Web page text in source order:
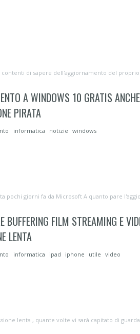
di sapere dell'aggiornamento del proprio
A WINDOWS 10 GRATIS
PIRATA
informatica notizie windows
pochi giorni fa da Microsoft A quanto pare
BUFFERING FILM STREAMING E
LENTA
informatica ipad iphone utile video
lenta , quante volte vi sarà capitato di